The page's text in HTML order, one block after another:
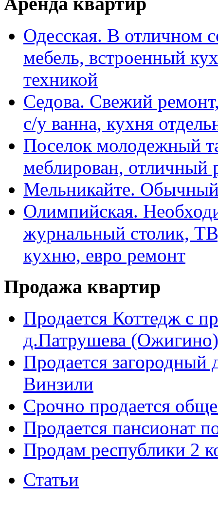
Одесская. В отличном
мебель, встроенный
техникой
Седова. Свежий
с/у ванна, кухня
Поселок молодежный
меблирован, отличный
Мельникайте.
Олимпийская.
журнальный столик,
кухню, евро ремонт
Продажа квартир
Продается Коттедж с
д.Патрушева
Продается
Винзили
Срочно продается
Продается пансионат
Продам республики 2
Статьи